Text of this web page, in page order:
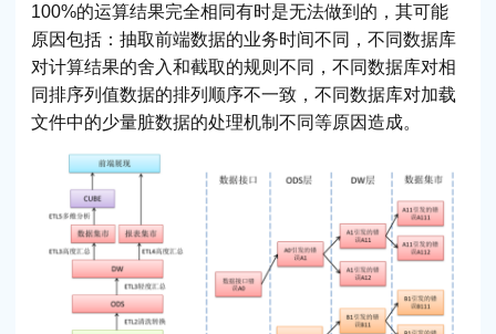
100%的运算结果完全相同有时是无法做到的，其可能
原因包括：抽取前端数据的业务时间不同，不同数据库
对计算结果的舍入和截取的规则不同，不同数据库对相
同排序列值数据的排列顺序不一致，不同数据库对加载
文件中的少量脏数据的处理机制不同等原因造成。